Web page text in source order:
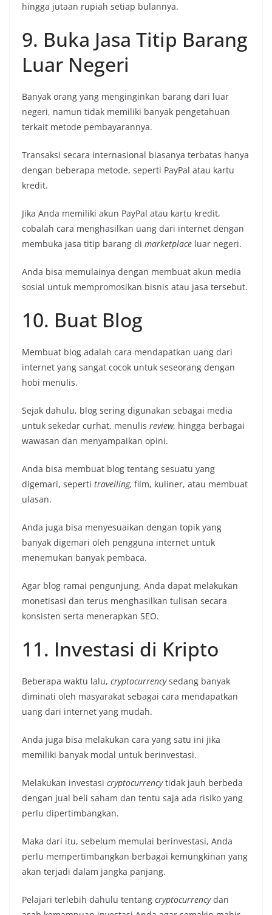
hingga jutaan rupiah setiap bulannya.
9. Buka Jasa Titip Barang
Luar Negeri
Banyak orang yang menginginkan barang dari luar
negeri, namun tidak memiliki banyak pengetahuan
terkait metode pembayarannya.
Transaksi secara internasional biasanya terbatas hanya
dengan beberapa metode, seperti PayPal atau kartu
kredit.
Jika Anda memiliki akun PayPal atau kartu kredit,
cobalah cara menghasilkan uang dari internet dengan
membuka jasa titip barang di marketplace luar negeri.
Anda bisa memulainya dengan membuat akun media
sosial untuk mempromosikan bisnis atau jasa tersebut.
10. Buat Blog
Membuat blog adalah cara mendapatkan uang dari
internet yang sangat cocok untuk seseorang dengan
hobi menulis.
Sejak dahulu, blog sering digunakan sebagai media
untuk sekedar curhat, menulis review, hingga berbagai
wawasan dan menyampaikan opini.
Anda bisa membuat blog tentang sesuatu yang
digemari, seperti travelling, film, kuliner, atau membuat
ulasan.
Anda juga bisa menyesuaikan dengan topik yang
banyak digemari oleh pengguna internet untuk
menemukan banyak pembaca.
Agar blog ramai pengunjung, Anda dapat melakukan
monetisasi dan terus menghasilkan tulisan secara
konsisten serta menerapkan SEO.
11. Investasi di Kripto
Beberapa waktu lalu, cryptocurrencysedang banyak
diminati oleh masyarakat sebagai cara mendapatkan
uang dari internet yang mudah.
Anda juga bisa melakukan cara yang satu ini jika
memiliki banyak modal untuk berinvestasi.
Melakukan investasi cryptocurrencytidak jauh berbeda
dengan jual beli saham dan tentu saja ada risiko yang
perlu dipertimbangkan.
Maka dari itu, sebelum memulai berinvestasi, Anda
perlu mempertimbangkan berbagai kemungkinan yang
akan terjadi dalam jangka panjang.
Pelajari terlebih dahulu tentang cryptocurrencydan